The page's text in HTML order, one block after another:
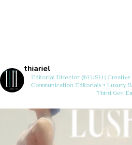
thiariel
Editorial Director @LUSH |
Communication Editorials • Luxury
Third Gen